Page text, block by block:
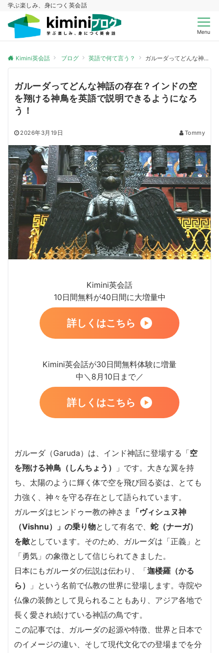
学ぶ楽しみ、身につく英会話
Menu
Kimini英会話 ブログ 英語で何て言う？ ガルーダってどんな神話の存在？インドの空を翔ける神鳥を英語で説明できるようになろう！
ガルーダってどんな神話の存在？インドの空
を翔ける神鳥を英語で説明できるようになろ
う！
2026年3月19日 Tommy
Kimini英会話
10日間無料が40日間に大増量中
詳しくはこちら
Kimini英会話が30日間無料体験に増量
中＼8月10日まで／
詳しくはこちら
ガルーダ（Garuda）は、インド神話に登場する「空
を翔ける神鳥（しんちょう）
」です。大きな翼を持
ち、太陽のように輝く体で空を飛び回る姿は、とても
力強く、神々を守る存在として語られています。
ガルーダはヒンドゥー教の神さま
「ヴィシュヌ神
（Vishnu）」の乗り物として有名で、 蛇（ナーガ）
を敵としています。そのため、ガルーダは「正義」と
「勇気」の象徴として信じられてきました。
日本にもガルーダの伝説は伝わり、「迦楼羅（かる
ら）
」という名前で仏教の世界に登場します。寺院や
仏像の装飾として見られることもあり、アジア各地で
長く愛され続けている神話の鳥です。
この記事では、ガルーダの起源や特徴、世界と日本で
のイメージの違い、そして現代文化での登場までを分